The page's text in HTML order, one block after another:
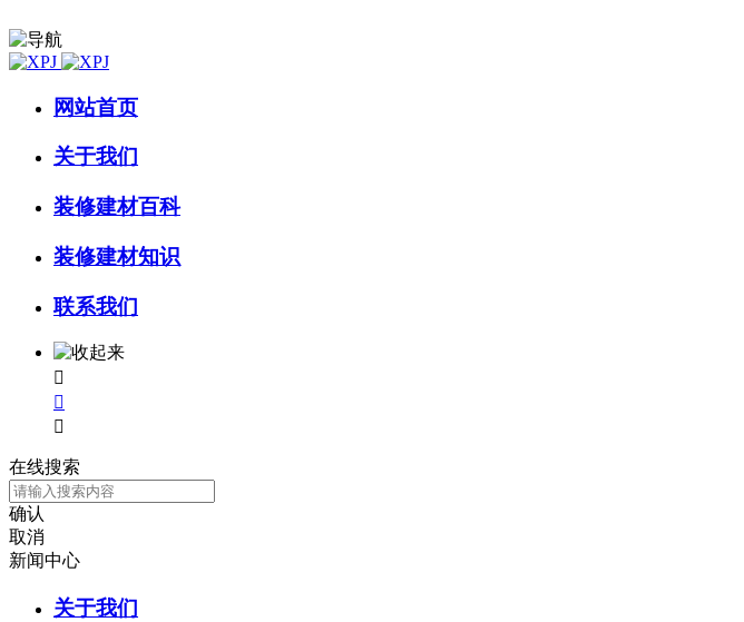
网站首页
关于我们
装修建材百科
装修建材知识
联系我们



在线搜索
确认
取消
新闻中心
关于我们